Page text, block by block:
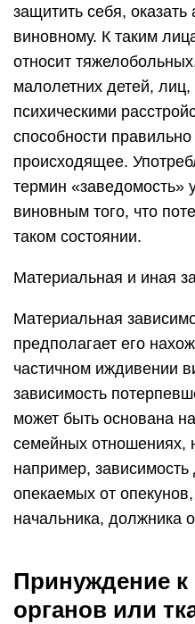
защитить себя,
виновному. К таким
относит
малолетних детей,
психическими
способности
происходящее.
термин «заведомость»
виновным того, что
таком состоянии.
Материальная и иная
Материальная
предполагает его
частичном иждивении
зависимость
может быть основана
семейных отношениях,
например, зависимость
опекаемых от
начальника, должника
Принуждение
органов или